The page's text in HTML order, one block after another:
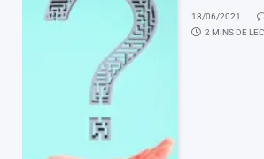
18/06/2021
2 MINS DE